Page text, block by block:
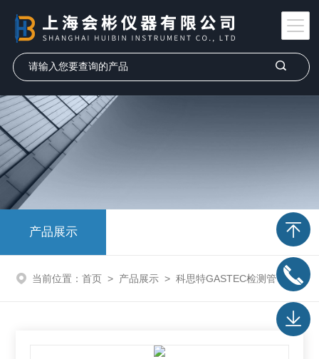
产品展示
当前位置： 首页 > 产品展示 > 科思特GASTEC检测管>发烟